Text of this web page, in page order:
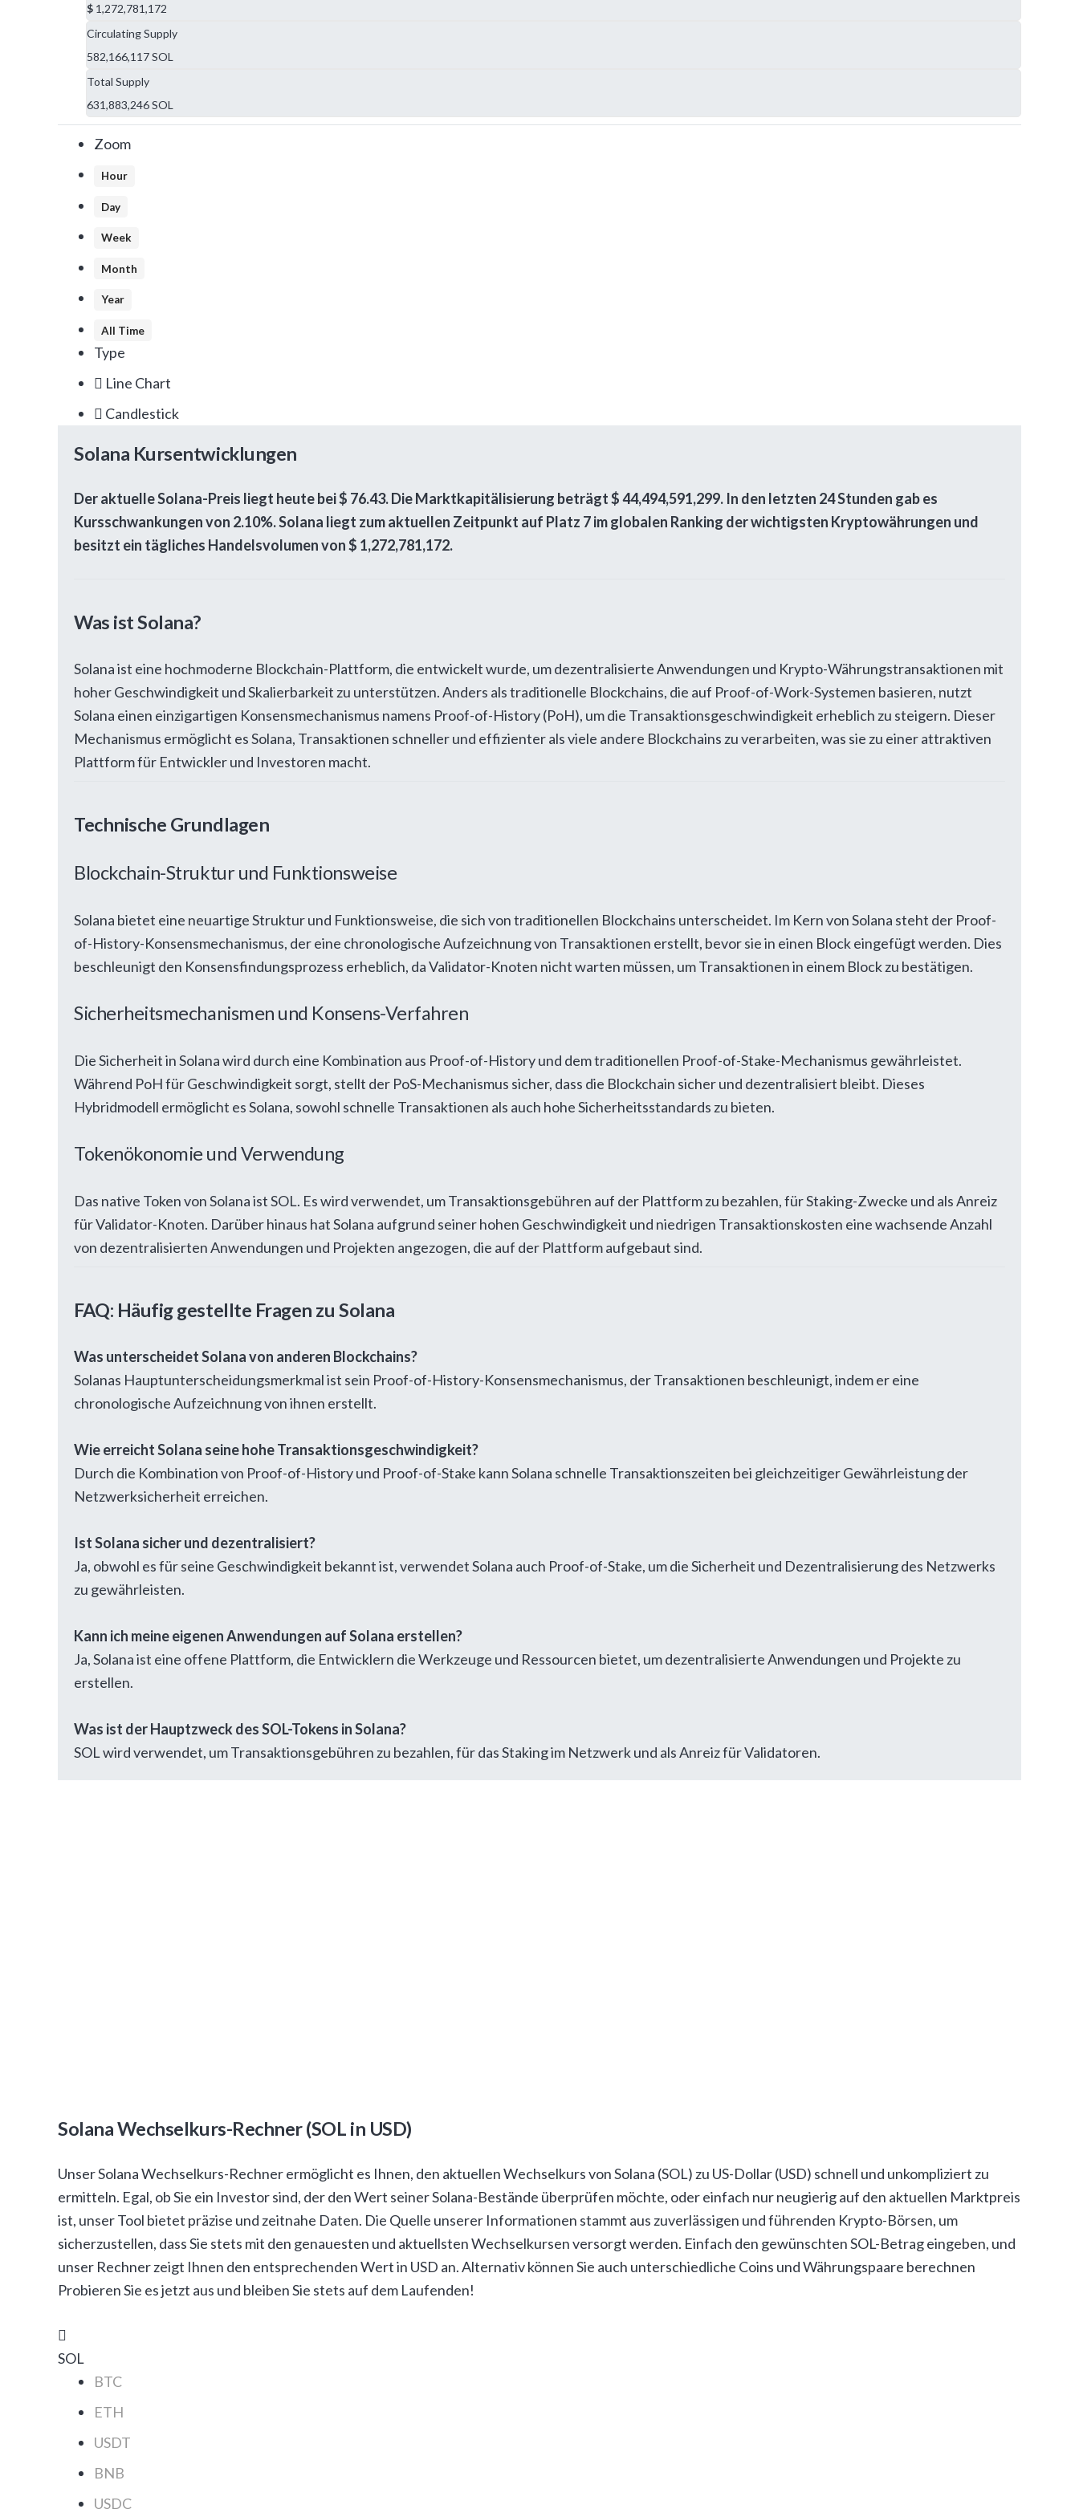
$ 1,272,781,172
Circulating Supply
582,166,117 SOL
Total Supply
631,883,246 SOL
Zoom
Hour
Day
Week
Month
Year
All Time
Type
Line Chart
Candlestick
Solana Kursentwicklungen
Der aktuelle Solana-Preis liegt heute bei$ 76.43. Die Marktkapitälisierung beträgt$44,494,591,299. In den letzten 24 Stunden gab es
Kursschwankungen von 2.10%. Solana liegt zum aktuellen Zeitpunkt auf Platz 7 im globalen Ranking der wichtigsten Kryptowährungen und
besitzt ein tägliches Handelsvolumen von$ 1,272,781,172.
Was ist Solana?
Solana ist eine hochmoderne Blockchain-Plattform, die entwickelt wurde, um dezentralisierte Anwendungen und Krypto-Währungstransaktionen mit
hoher Geschwindigkeit und Skalierbarkeit zu unterstützen. Anders als traditionelle Blockchains, die auf Proof-of-Work-Systemen basieren, nutzt
Solana einen einzigartigen Konsensmechanismus namens Proof-of-History (PoH), um die Transaktionsgeschwindigkeit erheblich zu steigern. Dieser
Mechanismus ermöglicht es Solana, Transaktionen schneller und effizienter als viele andere Blockchains zu verarbeiten, was sie zu einer attraktiven
Plattform für Entwickler und Investoren macht.
Technische Grundlagen
Blockchain-Struktur und Funktionsweise
Solana bietet eine neuartige Struktur und Funktionsweise, die sich von traditionellen Blockchains unterscheidet. Im Kern von Solana steht der Proof-
of-History-Konsensmechanismus, der eine chronologische Aufzeichnung von Transaktionen erstellt, bevor sie in einen Block eingefügt werden. Dies
beschleunigt den Konsensfindungsprozess erheblich, da Validator-Knoten nicht warten müssen, um Transaktionen in einem Block zu bestätigen.
Sicherheitsmechanismen und Konsens-Verfahren
Die Sicherheit in Solana wird durch eine Kombination aus Proof-of-History und dem traditionellen Proof-of-Stake-Mechanismus gewährleistet.
Während PoH für Geschwindigkeit sorgt, stellt der PoS-Mechanismus sicher, dass die Blockchain sicher und dezentralisiert bleibt. Dieses
Hybridmodell ermöglicht es Solana, sowohl schnelle Transaktionen als auch hohe Sicherheitsstandards zu bieten.
Tokenökonomie und Verwendung
Das native Token von Solana ist SOL. Es wird verwendet, um Transaktionsgebühren auf der Plattform zu bezahlen, für Staking-Zwecke und als Anreiz
für Validator-Knoten. Darüber hinaus hat Solana aufgrund seiner hohen Geschwindigkeit und niedrigen Transaktionskosten eine wachsende Anzahl
von dezentralisierten Anwendungen und Projekten angezogen, die auf der Plattform aufgebaut sind.
FAQ: Häufig gestellte Fragen zu Solana
Was unterscheidet Solana von anderen Blockchains?
Solanas Hauptunterscheidungsmerkmal ist sein Proof-of-History-Konsensmechanismus, der Transaktionen beschleunigt, indem er eine
chronologische Aufzeichnung von ihnen erstellt.
Wie erreicht Solana seine hohe Transaktionsgeschwindigkeit?
Durch die Kombination von Proof-of-History und Proof-of-Stake kann Solana schnelle Transaktionszeiten bei gleichzeitiger Gewährleistung der
Netzwerksicherheit erreichen.
Ist Solana sicher und dezentralisiert?
Ja, obwohl es für seine Geschwindigkeit bekannt ist, verwendet Solana auch Proof-of-Stake, um die Sicherheit und Dezentralisierung des Netzwerks
zu gewährleisten.
Kann ich meine eigenen Anwendungen auf Solana erstellen?
Ja, Solana ist eine offene Plattform, die Entwicklern die Werkzeuge und Ressourcen bietet, um dezentralisierte Anwendungen und Projekte zu
erstellen.
Was ist der Hauptzweck des SOL-Tokens in Solana?
SOL wird verwendet, um Transaktionsgebühren zu bezahlen, für das Staking im Netzwerk und als Anreiz für Validatoren.
Solana Wechselkurs-Rechner (SOL in USD)
Unser Solana Wechselkurs-Rechner ermöglicht es Ihnen, den aktuellen Wechselkurs von Solana (SOL) zu US-Dollar (USD) schnell und unkompliziert zu
ermitteln. Egal, ob Sie ein Investor sind, der den Wert seiner Solana-Bestände überprüfen möchte, oder einfach nur neugierig auf den aktuellen Marktpreis
ist, unser Tool bietet präzise und zeitnahe Daten. Die Quelle unserer Informationen stammt aus zuverlässigen und führenden Krypto-Börsen, um
sicherzustellen, dass Sie stets mit den genauesten und aktuellsten Wechselkursen versorgt werden. Einfach den gewünschten SOL-Betrag eingeben, und
unser Rechner zeigt Ihnen den entsprechenden Wert in USD an. Alternativ können Sie auch unterschiedliche Coins und Währungspaare berechnen
Probieren Sie es jetzt aus und bleiben Sie stets auf dem Laufenden!
SOL
BTC
ETH
USDT
BNB
USDC